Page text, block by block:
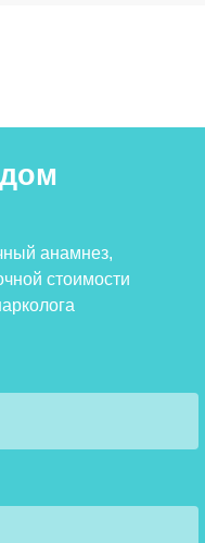
анамнез,
стоимости